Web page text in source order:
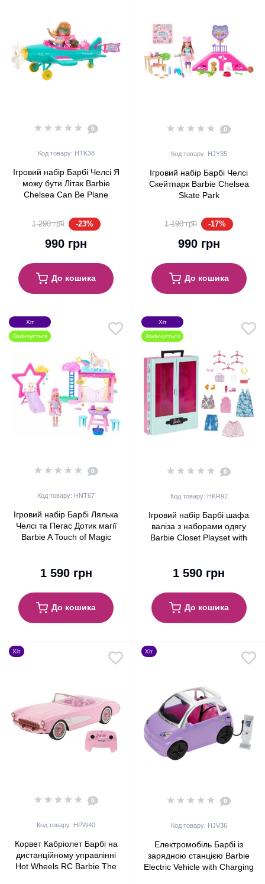
0
Код товару: HTK38
Ігровий набір Барбі Челсі Я
можу бути Літак Barbie
Chelsea Can Be Plane
1 290 грн -23%
990 грн
До кошика
0
Код товару: HJY35
Ігровий набір Барбі Челсі
Скейтпарк Barbie Chelsea
Skate Park
1 190 грн -17%
990 грн
До кошика
Хіт
Закінчується
0
Код товару: HNT67
Ігровий набір Барбі Лялька
Челсі та Пегас Дотик магії
Barbie A Touch of Magic
1 590 грн
До кошика
Хіт
Закінчується
0
Код товару: HKR92
Ігровий набір Барбі шафа
валіза з наборами одягу
Barbie Closet Playset with
1 590 грн
До кошика
Хіт
0
Код товару: HPW40
Корвет Кабріолет Барбі на
дистанційному управлінні
Hot Wheels RC Barbie The
Хіт
0
Код товару: HJV36
Електромобіль Барбі із
зарядною станцією Barbie
Electric Vehicle with Charging